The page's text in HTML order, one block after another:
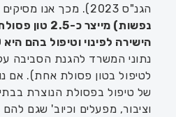
הגנ"ס 2023)
. מכך אנו מסיקים
נפשות) מייצר כ-2.5 טון פסולת בשנה
הישירה לפינוי וטיפול בהם היא
נתוני המשרד להגנת הסביבה
לטיפול בטון פסולת אחת)
. אם
של טיפול בפסולת הנוצרת
וציבור, מפעלים וכיוב' שגם להם